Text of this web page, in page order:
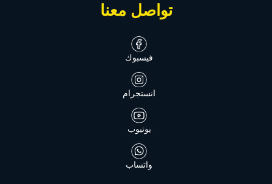
تواصل معنا
فيسبوك
انستجرام
يوتيوب
واتساب